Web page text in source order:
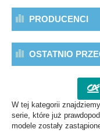
PRODUCENCI
OSTATNIO
W tej kategorii
serie, które już
modele zostały